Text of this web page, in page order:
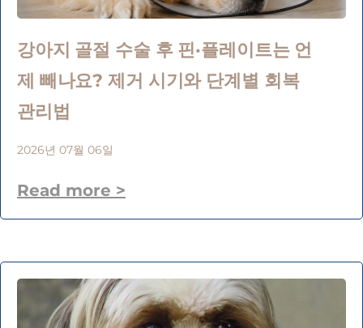
강아지 골절 수술 후 핀·플레이트는 언
제 빼나요? 제거 시기와 단계별 회복
관리법
2026년 07월 06일
Read more >